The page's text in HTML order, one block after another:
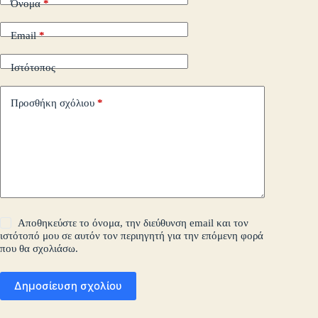
Όνομα*
Email*
Ιστότοπος
Προσθήκη σχόλιου *
Αποθηκεύστε το όνομα, την διεύθυνση email και τον
ιστότοπό μου σε αυτόν τον περιηγητή για την επόμενη φορά
που θα σχολιάσω.
Δημοσίευση σχολίου